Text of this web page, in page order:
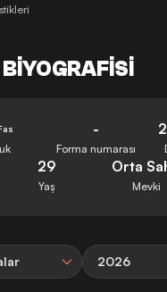
-
Forma numarası
29
Yaş
Orta
Mevki
2026